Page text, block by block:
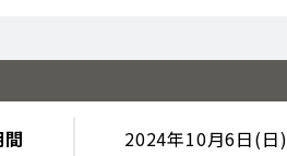
2024年10月6日(日)